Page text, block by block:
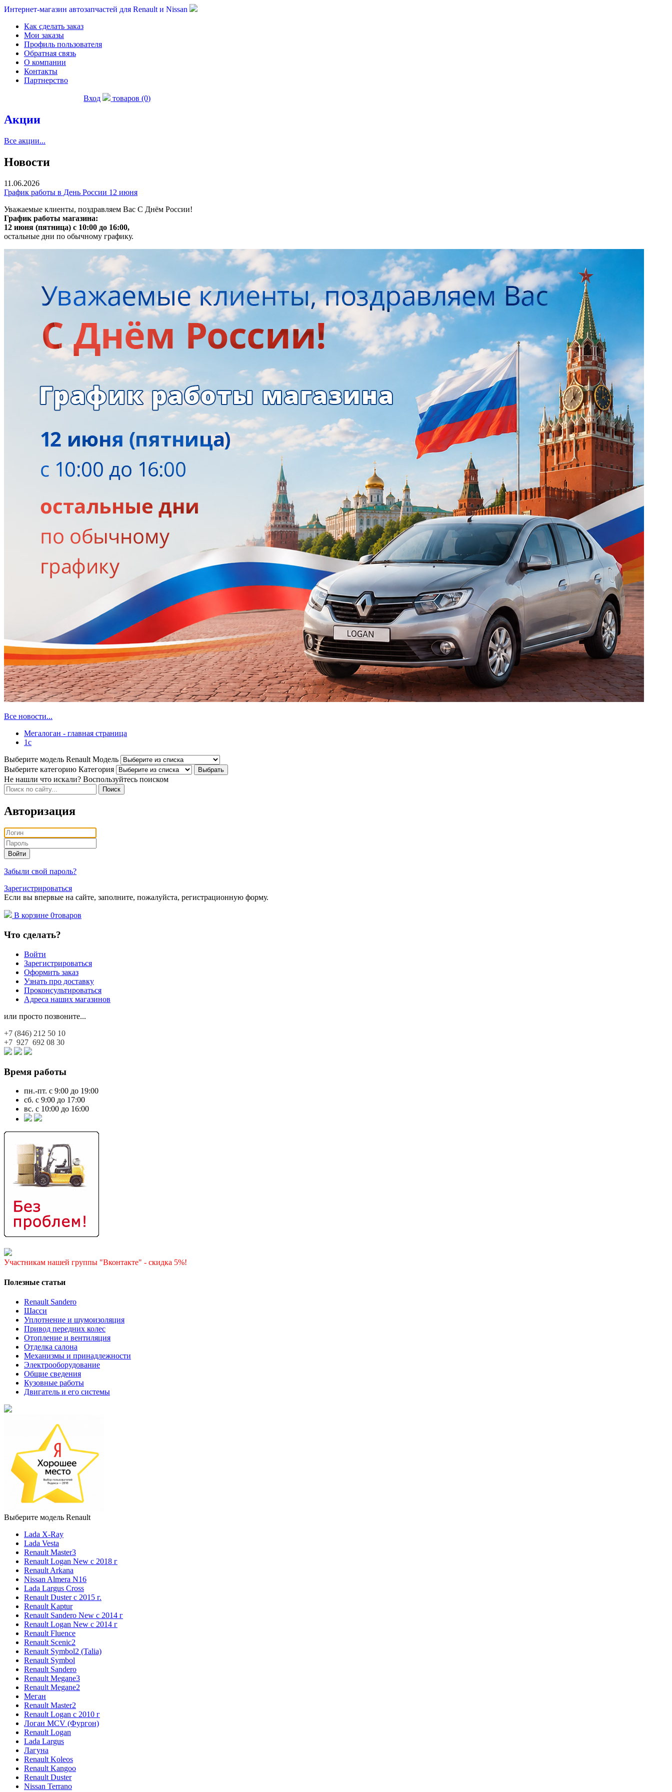
Интернет-магазин автозапчастей для Renault и Nissan
Как сделать заказ
Мои заказы
Профиль пользователя
Обратная связь
О компании
Контакты
Партнерство
Вход товаров (0)
Акции
Все акции...
Новости
11.06.2026
График работы в День России 12 июня
Уважаемые клиенты, поздравляем Вас С Днём России!
График работы магазина:
12 июня (пятница) с 10:00 до 16:00,
остальные дни по обычному графику.
Все новости...
Мегалоган - главная страница
1c
Выберите модель Renault Модель
Выберите категорию Категория
Не нашли что искали? Воспользуйтесь поиском
Авторизация
Войти
Забыли свой пароль?
Зарегистрироваться
Если вы впервые на сайте, заполните, пожалуйста, регистрационную форму.
В корзине 0товаров
Что сделать?
Войти
Зарегистрироваться
Оформить заказ
Узнать про доставку
Проконсультироваться
Адреса наших магазинов
или просто позвоните...
+7 (846) 212 50 10
+7 927 692 08 30
Время работы
пн.-пт. с 9:00 до 19:00
сб. с 9:00 до 17:00
вс. с 10:00 до 16:00
Участникам нашей группы "Вконтакте" - скидка 5%!
Полезные статьи
Renault Sandero
Шасси
Уплотнение и шумоизоляция
Привод передних колес
Отопление и вентиляция
Отделка салона
Механизмы и принадлежности
Электрооборудование
Общие сведения
Кузовные работы
Двигатель и его системы
Выберите модель Renault
Lada X-Ray
Lada Vesta
Renault Master3
Renault Logan New с 2018 г
Renault Arkana
Nissan Almera N16
Lada Largus Cross
Renault Duster с 2015 г.
Renault Kaptur
Renault Sandero New с 2014 г
Renault Logan New с 2014 г
Renault Fluence
Renault Scenic2
Renault Symbol2 (Talia)
Renault Symbol
Renault Sandero
Renault Megane3
Renault Megane2
Меган
Renault Master2
Renault Logan c 2010 г
Логан МСV (Фургон)
Renault Logan
Lada Largus
Лагуна
Renault Koleos
Renault Kangoo
Renault Duster
Nissan Terrano